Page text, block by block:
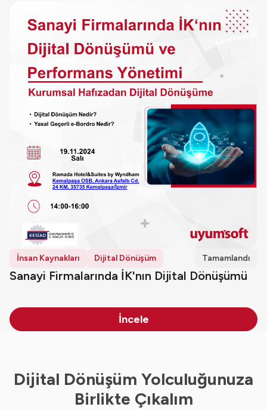
İnsan Kaynakları Dijital Dönüşüm Tamamlandı
Sanayi Firmalarında İK'nın Dijital Dönüşümü
İncele
Dijital Dönüşüm Yolculuğunuza
Birlikte Çıkalım